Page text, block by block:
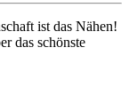
ist das Nähen!
das schönste